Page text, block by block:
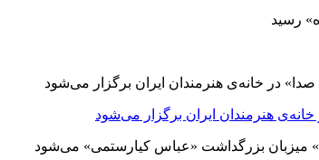
هنرمندان ایران برگزار می‌شود